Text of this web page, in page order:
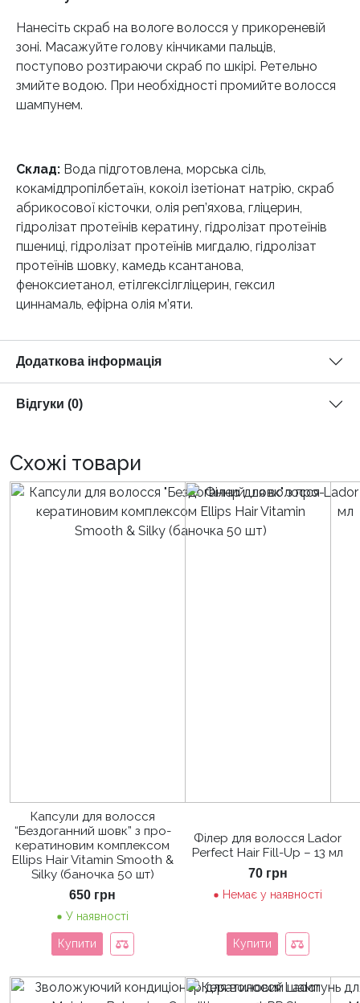
Нанесіть скраб на вологе волосся у прикореневій
зоні. Масажуйте голову кінчиками пальців,
поступово розтираючи скраб по шкірі. Ретельно
змийте водою. При необхідності промийте волосся
шампунем.
Склад: Вода підготовлена, морська сіль,
кокамідпропілбетаїн, кокоіл ізетіонат натрію, скраб
абрикосової кісточки, олія реп’яхова, гліцерин,
гідролізат протеїнів кератину, гідролізат протеїнів
пшениці, гідролізат протеїнів мигдалю, гідролізат
протеїнів шовку, камедь ксантанова,
феноксиетанол, етілгексілгліцерин, гексил
циннамаль, ефірна олія м’яти.
Додаткова інформація
Відгуки (0)
Схожі товари
Капсули для волосся
“Бездоганний шовк” з про-
кератиновим комплексом
Ellips Hair Vitamin Smooth &
Silky (баночка 50 шт)
650 грн
У наявності
Купити
Філер для волосся Lador
Perfect Hair Fill-Up – 13 мл
70 грн
Немає у наявності
Купити